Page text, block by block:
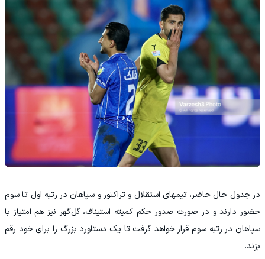
در جدول حال حاضر، تیمهای استقلال و تراکتور و سپاهان در رتبه اول تا سوم
حضور دارند و در صورت صدور حکم کمیته استیناف، گل‌گهر نیز هم امتیاز با
سپاهان در رتبه سوم قرار خواهد گرفت تا یک دستاورد بزرگ را برای خود رقم
بزند.